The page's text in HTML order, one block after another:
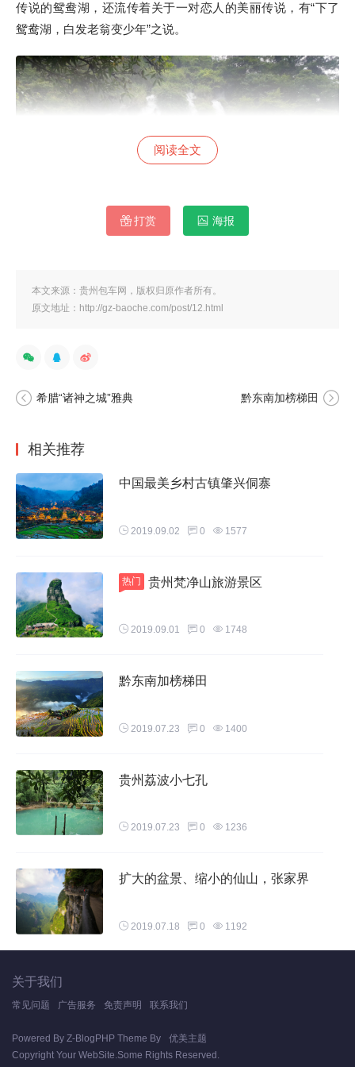
传说的鸳鸯湖，还流传着关于一对恋人的美丽传说，有“下了
鸳鸯湖，白发老翁变少年”之说。
这是拉雅瀑布。涵碧潭上游长1.6公里的狭窄山谷里，沿高高
水上森林是在一片坡地上，因水往下流，经过的地方长着各种
阅读全文
打赏 海报
本文来源：贵州包车网，版权归原作者所有。
原文地址：http://gz-baoche.com/post/12.html
希腊“诸神之城”雅典 黔东南加榜梯田
相关推荐
中国最美乡村古镇肇兴侗寨
2019.09.02 0 1577
热门 贵州梵净山旅游景区
2019.09.01 0 1748
黔东南加榜梯田
2019.07.23 0 1400
贵州荔波小七孔
2019.07.23 0 1236
扩大的盆景、缩小的仙山，张家界
2019.07.18 0 1192
关于我们
常见问题 广告服务 免责声明 联系我们
Powered By Z-BlogPHP Theme By
优美主题
Copyright Your WebSite.Some Rights Reserved.